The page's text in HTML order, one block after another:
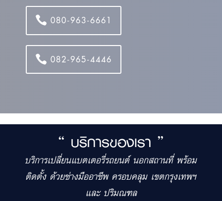
080-963-6661
082-965-4446
“ บริการของเรา ”
บริการเปลี่ยนแบตเตอรี่รถยนต์ นอกสถานที่ พร้อม
ติดตั้ง ด้วยช่างมืออาชีพ ครอบคลุม เขตกรุงเทพฯ
และ ปริมณฑล